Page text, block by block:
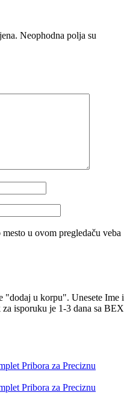
Neophodna polja su
u ovom pregledaču veba
"dodaj u korpu". Unesete Ime i
isporuku je 1-3 dana sa BEX